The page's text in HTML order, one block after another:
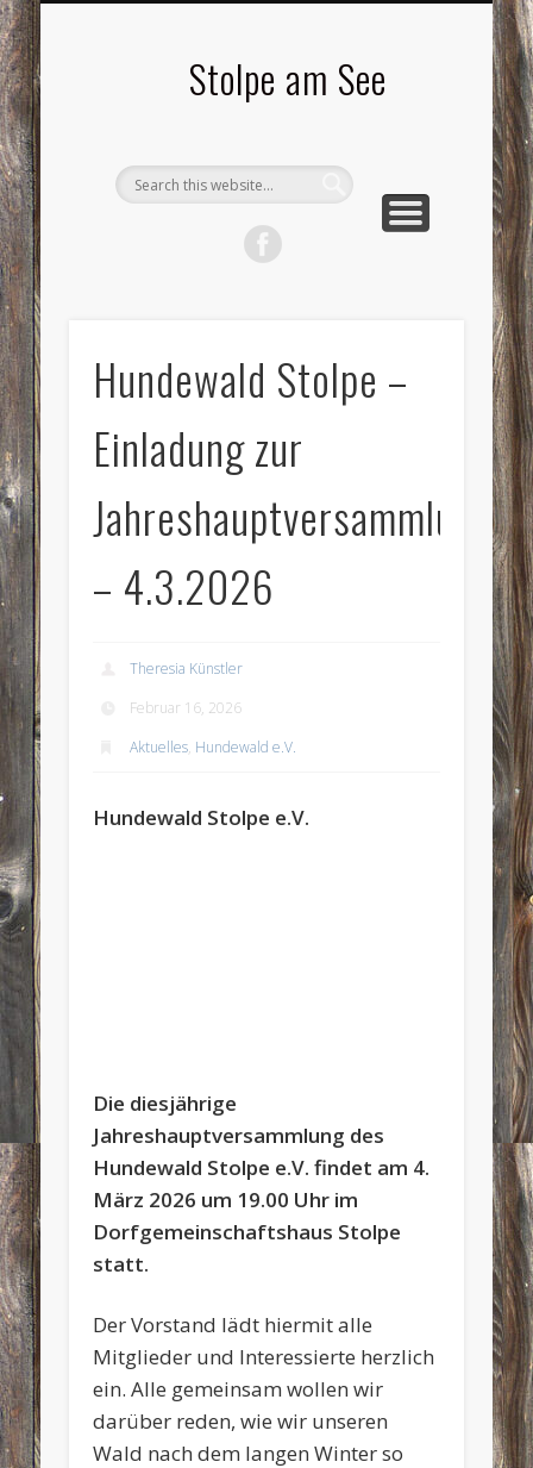
Stolpe am See
Hundewald Stolpe –
Einladung zur
Jahreshauptversammlung
– 4.3.2026
Theresia Künstler
Februar 16, 2026
Aktuelles, Hundewald e.V.
Hundewald Stolpe e.V.
Die diesjährige
Jahreshauptversammlung des
Hundewald Stolpe e.V. findet am 4.
März 2026 um 19.00 Uhr im
Dorfgemeinschaftshaus Stolpe
statt.
Der Vorstand lädt hiermit alle
Mitglieder und Interessierte herzlich
ein. Alle gemeinsam wollen wir
darüber reden, wie wir unseren
Wald nach dem langen Winter so